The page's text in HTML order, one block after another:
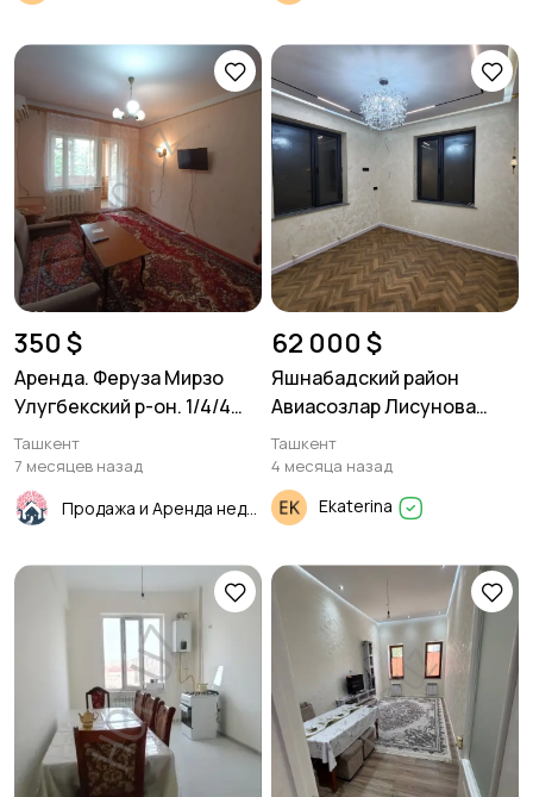
350 $
Аренда. Феруза Мирзо
Улугбекский р-он. 1/4/4
45м²
Ташкент
7 месяцев назад
62 000 $
Яшнабадский район
Авиасозлар Лисунова
45м² 2/2/3. новостройка.
Ташкент
4 месяца назад
Ekaterina